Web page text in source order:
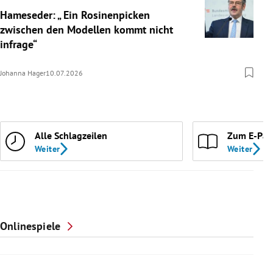
Hameseder: „ Ein Rosinenpicken
zwischen den Modellen kommt nicht
infrage“
Johanna Hager10.07.2026
Alle Schlagzeilen
Weiter
Zum E-
Weiter
Onlinespiele